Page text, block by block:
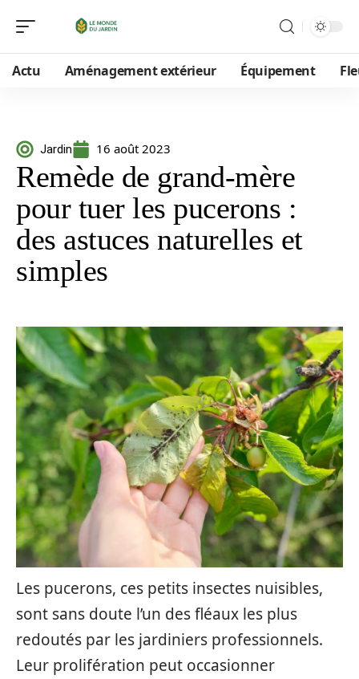
Actu Aménagement extérieur Équipement
Jardin 16 août 2023
Remède de grand-mère
pour tuer les pucerons :
des astuces naturelles et
simples
Les pucerons, ces petits insectes nuisibles,
sont sans doute l’un des fléaux les plus
redoutés par les jardiniers professionnels.
Leur prolifération peut occasionner